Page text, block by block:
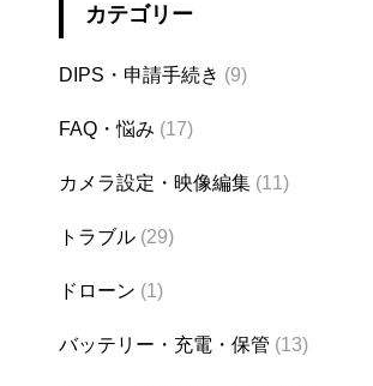
カテゴリー
DIPS・申請手続き (9)
FAQ・悩み (17)
カメラ設定・映像編集 (11)
トラブル (29)
ドローン (1)
バッテリー・充電・保管 (13)